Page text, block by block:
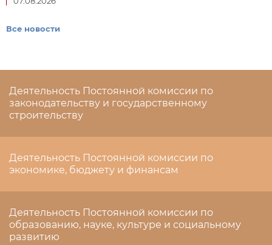
Все новости
Деятельность Постоянной комиссии по
законодательству и государственному
строительству
Деятельность Постоянной комиссии по
экономике, бюджету и финансам
Деятельность Постоянной комиссии по
образованию, науке, культуре и социальному
развитию